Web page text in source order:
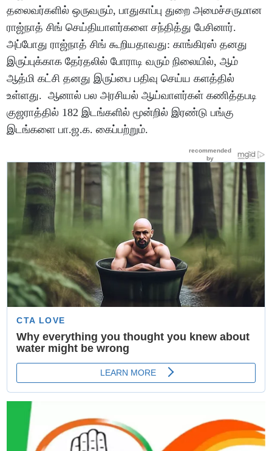
தலைவர்களில் ஒருவரும், பாதுகாப்பு துறை அமைச்சருமான
ராஜ்நாத் சிங் செய்தியாளர்களை சந்தித்து பேசினார்.
அப்போது ராஜ்நாத் சிங் கூறியதாவது: காங்கிரஸ் தனது
இருப்புக்காக தேர்தலில் போராடி வரும் நிலையில், ஆம்
ஆத்மி கட்சி தனது இருப்பை பதிவு செய்ய களத்தில்
உள்ளது. ஆனால் பல அரசியல் ஆய்வாளர்கள் கணித்தபடி
குஜராத்தில் 182 இடங்களில் மூன்றில் இரண்டு பங்கு
இடங்களை பா.ஜ.க. கைப்பற்றும்.